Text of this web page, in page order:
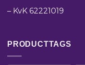
– KvK 62221019
PRODUCTTAGS